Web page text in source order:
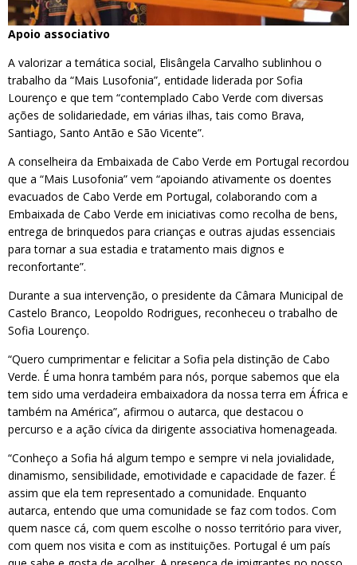
Apoio associativo
A valorizar a temática social, Elisângela Carvalho sublinhou o
trabalho da “Mais Lusofonia”, entidade liderada por Sofia
Lourenço e que tem “contemplado Cabo Verde com diversas
ações de solidariedade, em várias ilhas, tais como Brava,
Santiago, Santo Antão e São Vicente”.
A conselheira da Embaixada de Cabo Verde em Portugal recordou
que a “Mais Lusofonia” vem “apoiando ativamente os doentes
evacuados de Cabo Verde em Portugal, colaborando com a
Embaixada de Cabo Verde em iniciativas como recolha de bens,
entrega de brinquedos para crianças e outras ajudas essenciais
para tornar a sua estadia e tratamento mais dignos e
reconfortante”.
Durante a sua intervenção, o presidente da Câmara Municipal de
Castelo Branco, Leopoldo Rodrigues, reconheceu o trabalho de
Sofia Lourenço.
“Quero cumprimentar e felicitar a Sofia pela distinção de Cabo
Verde. É uma honra também para nós, porque sabemos que ela
tem sido uma verdadeira embaixadora da nossa terra em África e
também na América”, afirmou o autarca, que destacou o
percurso e a ação cívica da dirigente associativa homenageada.
“Conheço a Sofia há algum tempo e sempre vi nela jovialidade,
dinamismo, sensibilidade, emotividade e capacidade de fazer. É
assim que ela tem representado a comunidade. Enquanto
autarca, entendo que uma comunidade se faz com todos. Com
quem nasce cá, com quem escolhe o nosso território para viver,
com quem nos visita e com as instituições. Portugal é um país